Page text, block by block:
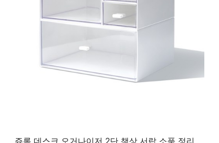
쥬롬 데스크 오거나이저 2단 책상 서랍 소품 정리